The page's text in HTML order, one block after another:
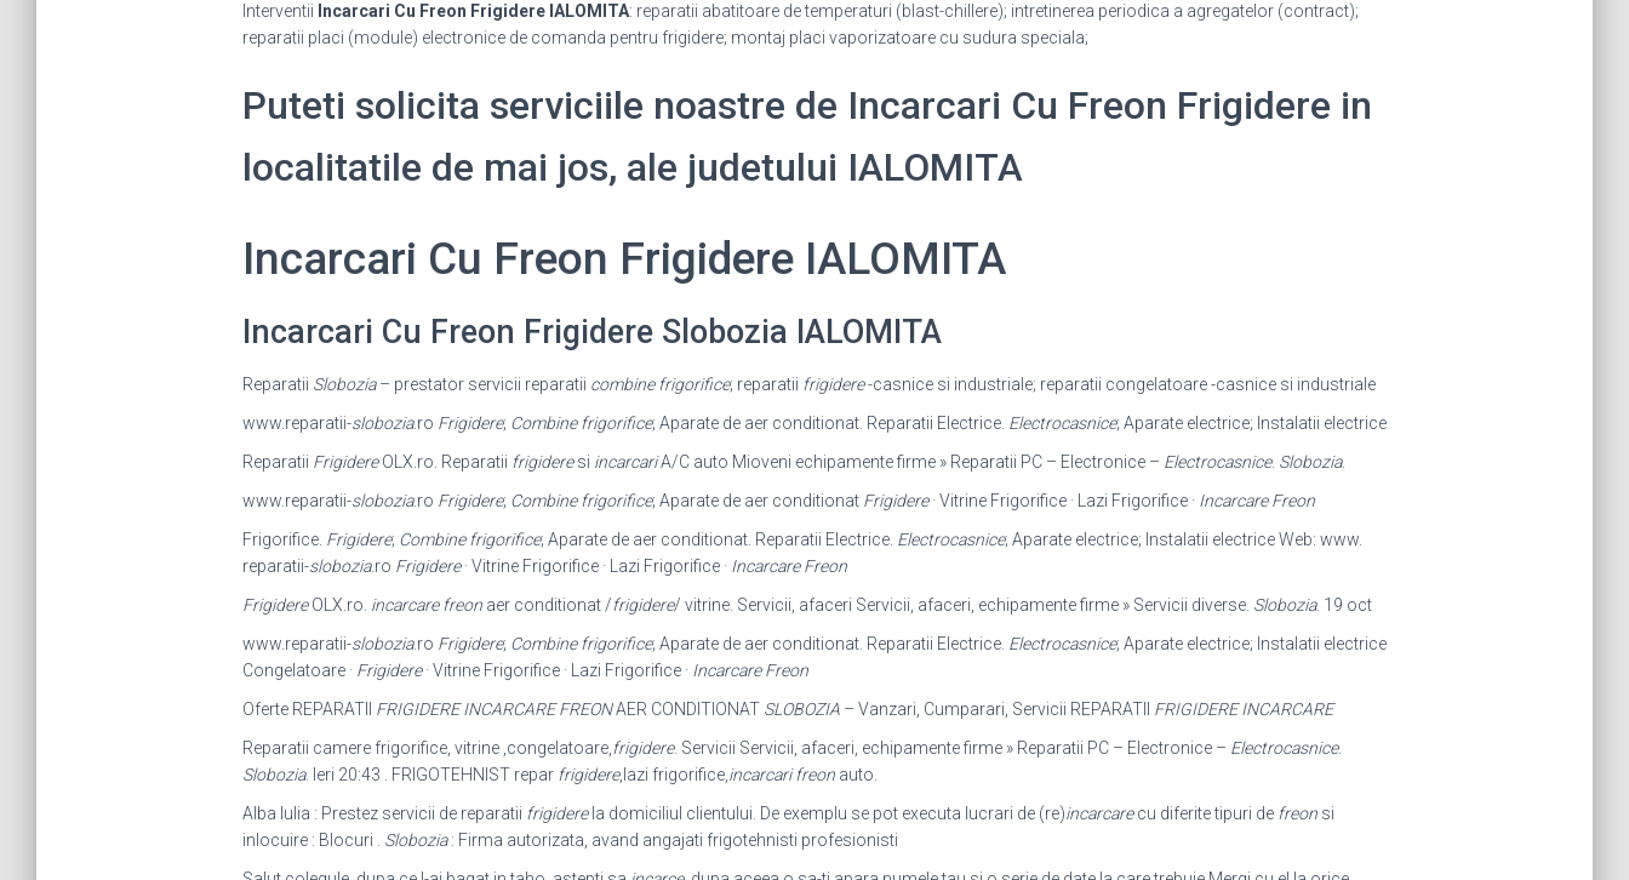
Interventii Incarcari Cu Freon Frigidere IALOMITA: reparatii abatitoare de temperaturi (blast-chillere); intretinerea periodica a agregatelor (contract);
reparatii placi (module) electronice de comanda pentru frigidere; montaj placi vaporizatoare cu sudura speciala;
Puteti solicita serviciile noastre de Incarcari Cu Freon Frigidere in
localitatile de mai jos, ale judetului IALOMITA
Incarcari Cu Freon Frigidere IALOMITA
Incarcari Cu Freon Frigidere Slobozia IALOMITA
Reparatii Slobozia– prestator servicii reparatii combine frigorifice; reparatii frigidere-casnice si industriale; reparatii congelatoare -casnice si industriale
www.reparatii-slobozia.ro Frigidere; Combine frigorifice; Aparate de aer conditionat. Reparatii Electrice. Electrocasnice; Aparate electrice; Instalatii electrice
Reparatii FrigidereOLX.ro. Reparatii frigideresi incarcariA/C auto Mioveni echipamente firme » Reparatii PC – Electronice – Electrocasnice. Slobozia.
www.reparatii-slobozia.ro Frigidere; Combine frigorifice; Aparate de aer conditionat Frigidere· Vitrine Frigorifice · Lazi Frigorifice · Incarcare Freon
Frigorifice. Frigidere; Combine frigorifice; Aparate de aer conditionat. Reparatii Electrice. Electrocasnice; Aparate electrice; Instalatii electrice Web: www.
reparatii-slobozia.ro Frigidere· Vitrine Frigorifice · Lazi Frigorifice · Incarcare Freon
FrigidereOLX.ro. incarcare freonaer conditionat /frigidere/ vitrine. Servicii, afaceri Servicii, afaceri, echipamente firme » Servicii diverse. Slobozia. 19 oct
www.reparatii-slobozia.ro Frigidere; Combine frigorifice; Aparate de aer conditionat. Reparatii Electrice. Electrocasnice; Aparate electrice; Instalatii electrice
Congelatoare · Frigidere· Vitrine Frigorifice · Lazi Frigorifice · Incarcare Freon
Oferte REPARATII FRIGIDERE INCARCARE FREONAER CONDITIONAT SLOBOZIA– Vanzari, Cumparari, Servicii REPARATII FRIGIDERE INCARCARE
Reparatii camere frigorifice, vitrine ,congelatoare, frigidere. Servicii Servicii, afaceri, echipamente firme » Reparatii PC – Electronice – Electrocasnice.
Slobozia. Ieri 20:43 . FRIGOTEHNIST repar frigidere,lazi frigorifice, incarcari freonauto.
Alba Iulia : Prestez servicii de reparatii frigiderela domiciliul clientului. De exemplu se pot executa lucrari de (re)incarcarecu diferite tipuri de freonsi
inlocuire : Blocuri . Slobozia: Firma autorizata, avand angajati frigotehnisti profesionisti